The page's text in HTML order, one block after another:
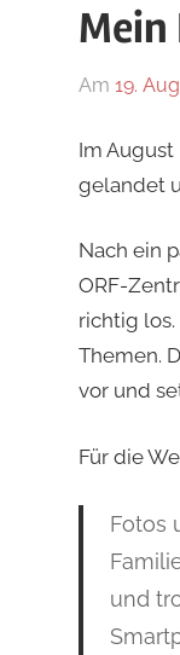
Mein
Am 19.
Im
gelandet
Nach ein
ORF-
richtig
Themen.
vor und
Für die
Fotos
und